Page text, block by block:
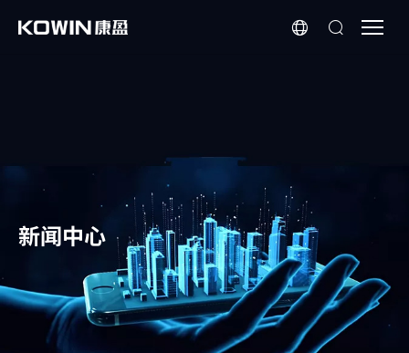
式
Nand
Flash
新闻中心